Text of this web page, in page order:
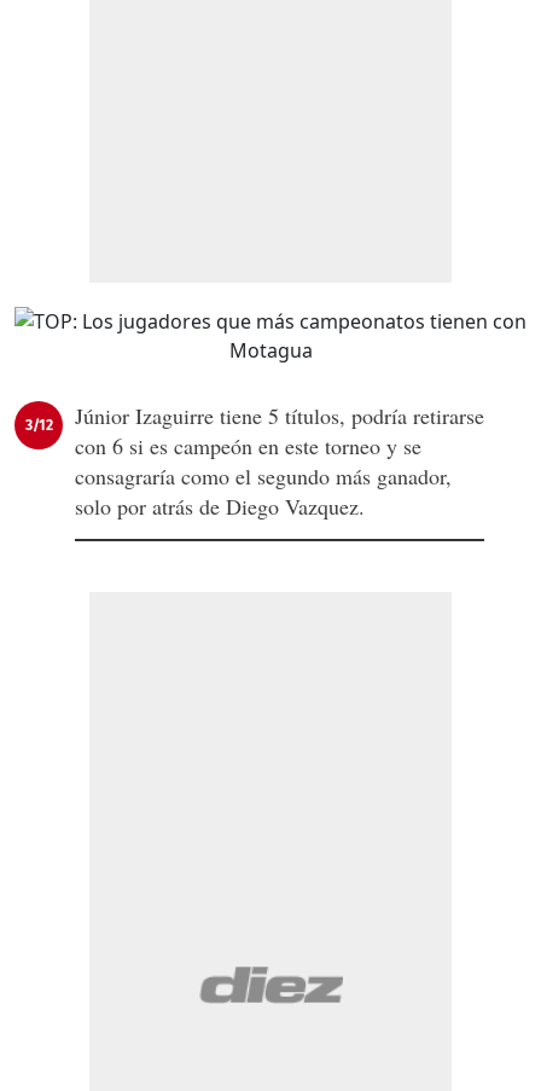
3/12
Júnior Izaguirre tiene 5 títulos, podría retirarse
con 6 si es campeón en este torneo y se
consagraría como el segundo más ganador,
solo por atrás de Diego Vazquez.